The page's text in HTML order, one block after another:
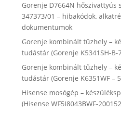
Gorenje D7664N hőszivattyús
347373/01 – hibakódok,
dokumentumok
Gorenje kombinált tűzhely –
tudástár (Gorenje K5341SH-B-
Gorenje kombinált tűzhely –
tudástár (Gorenje K6351WF –
Hisense mosógép –
(Hisense WF5I8043BWF-